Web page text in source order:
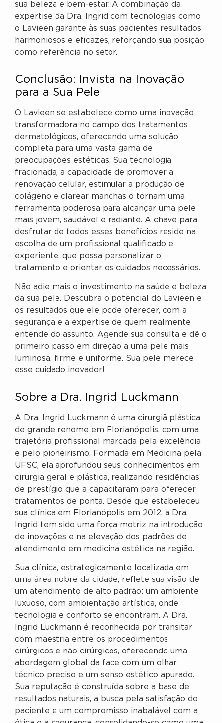
sua beleza e bem-estar. A combinação da
expertise da Dra. Ingrid com tecnologias como
o Lavieen garante às suas pacientes resultados
harmoniosos e eficazes, reforçando sua posição
como referência no setor.
Conclusão: Invista na Inovação
para a Sua Pele
O Lavieen se estabelece como uma inovação
transformadora no campo dos tratamentos
dermatológicos, oferecendo uma solução
completa para uma vasta gama de
preocupações estéticas. Sua tecnologia
fracionada, a capacidade de promover a
renovação celular, estimular a produção de
colágeno e clarear manchas o tornam uma
ferramenta poderosa para alcançar uma pele
mais jovem, saudável e radiante. A chave para
desfrutar de todos esses benefícios reside na
escolha de um profissional qualificado e
experiente, que possa personalizar o
tratamento e orientar os cuidados necessários.
Não adie mais o investimento na saúde e beleza
da sua pele. Descubra o potencial do Lavieen e
os resultados que ele pode oferecer, com a
segurança e a expertise de quem realmente
entende do assunto. Agende sua consulta e dê o
primeiro passo em direção a uma pele mais
luminosa, firme e uniforme. Sua pele merece
esse cuidado inovador!
Sobre a Dra. Ingrid Luckmann
A Dra. Ingrid Luckmann é uma cirurgiã plástica
de grande renome em Florianópolis, com uma
trajetória profissional marcada pela excelência
e pelo pioneirismo. Formada em Medicina pela
UFSC, ela aprofundou seus conhecimentos em
cirurgia geral e plástica, realizando residências
de prestígio que a capacitaram para oferecer
tratamentos de ponta. Desde que estabeleceu
sua clínica em Florianópolis em 2012, a Dra.
Ingrid tem sido uma força motriz na introdução
de inovações e na elevação dos padrões de
atendimento em medicina estética na região.
Sua clínica, estrategicamente localizada em
uma área nobre da cidade, reflete sua visão de
um atendimento de alto padrão: um ambiente
luxuoso, com ambientação artística, onde
tecnologia e conforto se encontram. A Dra.
Ingrid Luckmann é reconhecida por transitar
com maestria entre os procedimentos
cirúrgicos e não cirúrgicos, oferecendo uma
abordagem global da face com um olhar
técnico preciso e um senso estético apurado.
Sua reputação é construída sobre a base de
resultados naturais, a busca pela satisfação do
paciente e um compromisso inabalável com a